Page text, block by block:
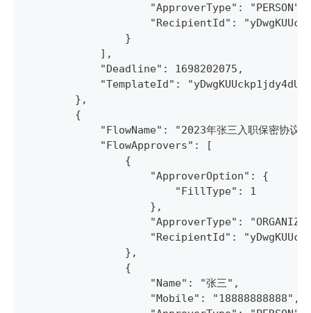
                    "ApproverType": "PERSON",
"RecipientId":
                }
            ],
            "Deadline": 1698202075,
"TemplateId":
        },
        {
"FlowName": "2023年张三入职保密协议
            "FlowApprovers": [
                {
                    "ApproverOption": {
                        "FillType": 1
                    },
"ApproverType":
"RecipientId":
                },
                {
                    "Name": "张三",
                    "Mobile": "18888888888",